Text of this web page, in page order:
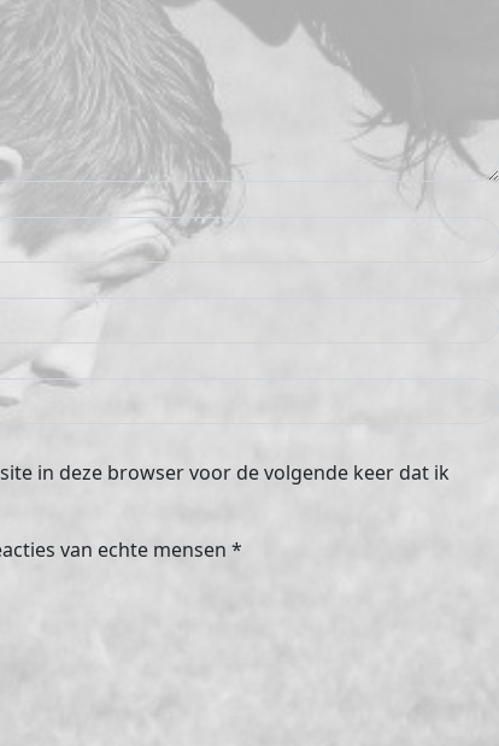
in deze browser voor de volgende keer dat ik
van echte mensen *